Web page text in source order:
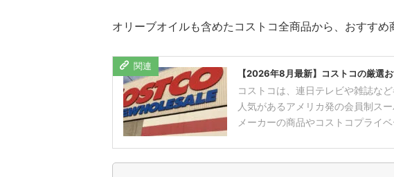
オリーブオイルも含めたコストコ全商品から、おすすめ
【2026年8月最新】コストコの厳選
コストコは、連日テレビや雑誌な
人気があるアメリカ発の会員制ス
メーカーの商品やコストコプライ